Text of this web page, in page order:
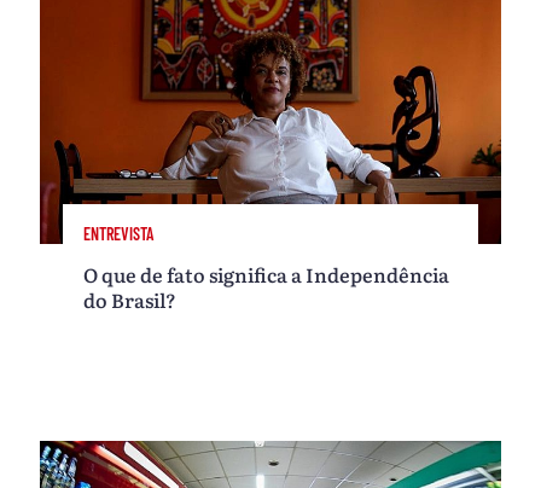
ENTREVISTA
O que de fato significa a Independência
do Brasil?